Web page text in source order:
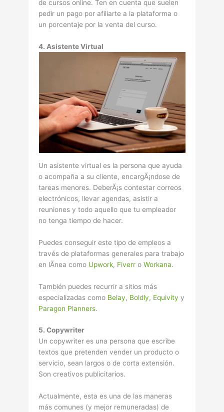
de cursos online. Ten en cuenta que suelen
pedir un pago por afiliarte a la plataforma o
un porcentaje por la venta del curso.
4. Asistente Virtual
Un asistente virtual es la persona que ayuda
o acompaña a su cliente, encargÃ¡ndose de
tareas menores. DeberÃ¡s contestar correos
electrónicos, llevar agendas, asistir a
reuniones y todo aquello que tu empleador
no tenga tiempo de hacer.
Puedes conseguir este tipo de empleos a
través de plataformas generales para trabajo
en lÃ­nea como Upwork, Fiverr oWorkana.
También puedes recurrir a sitios más
especializadas como Belay, Boldly, Equivity y
Paragon Planners.
5. Copywriter
Un copywriter es una persona que escribe
textos que pretenden vender un producto o
servicio, sean largos o de corta extensión.
Son creativos publicitarios.
Actualmente, esta es una de las maneras
más comunes (y mejor remuneradas) de